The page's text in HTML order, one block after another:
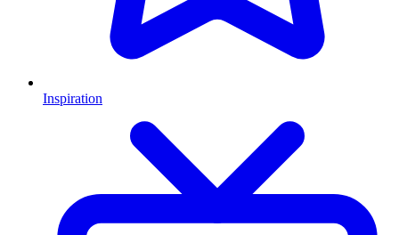
Inspiration